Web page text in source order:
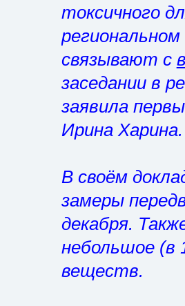
токсичного
связывают с
заседании в
заявила
Ирина Харина.
В своём
замеры
декабря.
небольшое (в
веществ.